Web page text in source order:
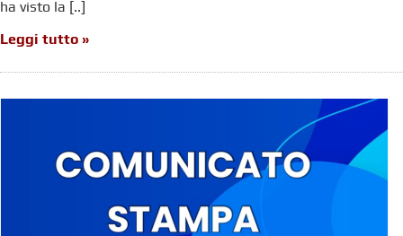
ha visto la [..]
Leggi tutto »